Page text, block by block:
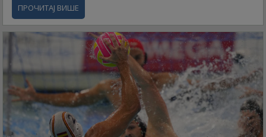
ПРОЧИТАЈ ВИШЕ